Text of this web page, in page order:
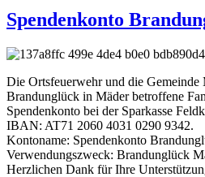
Spendenkonto
Die Ortsfeuerwehr und die Gemeinde
Brandunglück in Mäder betroffene
Spendenkonto bei der Sparkasse
IBAN: AT71 2060 4031 0290 9342.
Kontoname: Spendenkonto
Verwendungszweck: Brandunglück
Herzlichen Dank für Ihre